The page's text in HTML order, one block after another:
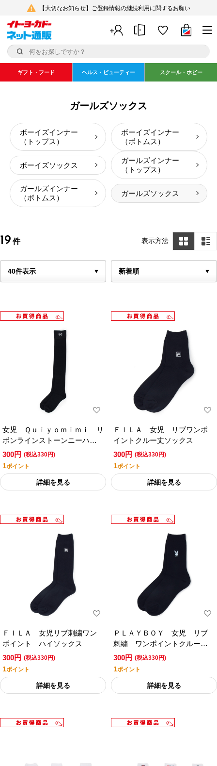
【大切なお知らせ】ご登録情報の継続利用に関するお願い
ギフト・フード ヘルス・ビューティー スクール・ホビー
ガールズソックス
ボーイズインナー
（トップス）
ボーイズインナー
（ボトムス）
ボーイズソックス
ガールズインナー
（トップス）
ガールズインナー
（ボトムス）
ガールズソックス
19 件 表示方法
女児 Ｑｕｉｙｏｍｉｍｉ リ
ボンラインストーンニーハイ
ソックス
300円 (税込330円)
1ポイント
詳細を見る
ＦＩＬＡ 女児 リブワンポ
イントクルー丈ソックス
300円 (税込330円)
1ポイント
詳細を見る
ＦＩＬＡ 女児リブ刺繍ワン
ポイント ハイソックス
300円 (税込330円)
1ポイント
詳細を見る
ＰＬＡＹＢＯＹ 女児 リブ
刺繍 ワンポイントクルー丈
ソックス
300円 (税込330円)
1ポイント
詳細を見る